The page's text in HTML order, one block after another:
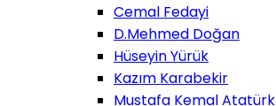
Cemal Fedayi
D.Mehmed Doğan
Hüseyin Yürük
Kazım Karabekir
Mustafa Kemal Atatürk